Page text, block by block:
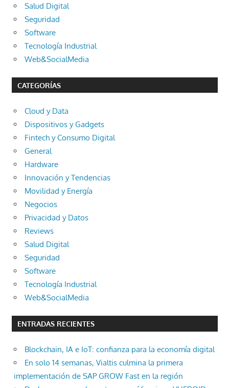
Salud Digital
Seguridad
Software
Tecnología Industrial
Web&SocialMedia
CATEGORÍAS
Cloud y Data
Dispositivos y Gadgets
Fintech y Consumo Digital
General
Hardware
Innovación y Tendencias
Movilidad y Energía
Negocios
Privacidad y Datos
Reviews
Salud Digital
Seguridad
Software
Tecnología Industrial
Web&SocialMedia
ENTRADAS RECIENTES
Blockchain, IA e IoT: confianza para la economía digital
En solo 14 semanas, Vialtis culmina la primera
implementación de SAP GROW Fast en la región